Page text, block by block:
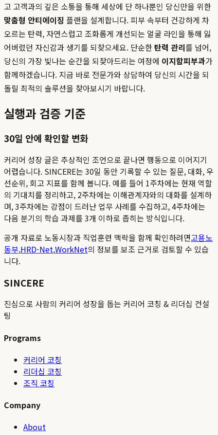
고 고객과의 깊은 소통을 통해 세상에 단 하나뿐인 당신만을 위한
맞춤형 안티에이징 플랜을 설계합니다. 피부 속부터 건강하게 차
오르는 탄력, 자연스럽고 조화롭게 개선되는 얼굴 라인을 통해 잃
어버렸던 자신감과 생기를 되찾으세요. 단순한탄력 관리를 넘어,
당신의 가장 빛나는 순간을 되찾아드리는 여정에 이지함피부과가
함께하겠습니다. 지금 바로 전문가와 상담하여 당신의 시간을 되
돌릴 최적의 솔루션을 찾아보시기 바랍니다.
실행과 검증 기준
30일 안에 확인할 변화
커리어 성장 글은 추상적인 조언으로 끝나면 행동으로 이어지기
어렵습니다. SINCERE는 30일 동안 기록할 수 있는 질문, 대화, 우
선순위, 회고 지표를 함께 봅니다. 예를 들어 1주차에는 현재 역할
의 기대치를 정리하고, 2주차에는 이해관계자와의 대화를 설계하
며, 3주차에는 강점이 드러난 업무 사례를 수집하고, 4주차에는
다음 분기의 학습 과제를 3개 이하로 좁히는 방식입니다.
공개 자료로 노동시장과 직업훈련 맥락을 함께 확인하려면고용노
동부,HRD-Net,WorkNet의 정보를 보조 근거로 검토할 수 있습
니다.
SINCERE
진심으로 사람의 커리어 성장을 돕는 커리어 코칭 & 리더십 컨설
팅
Programs
커리어 코칭
리더십 코칭
조직 코칭
Company
About